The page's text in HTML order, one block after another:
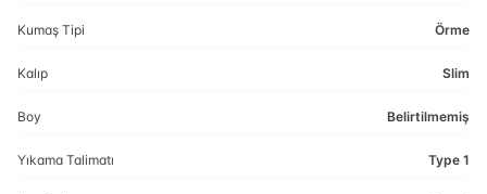
Kumaş Tipi Örme
Kalıp Slim
Boy Belirtilmemiş
Yıkama Talimatı Type 1